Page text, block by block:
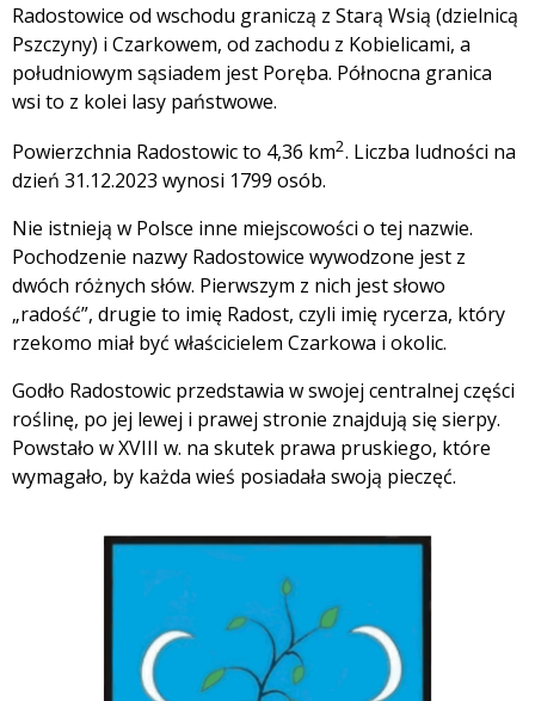
Radostowice od wschodu graniczą z Starą Wsią (dzielnicą
Pszczyny) i Czarkowem, od zachodu z Kobielicami, a
południowym sąsiadem jest Poręba. Północna granica
wsi to z kolei lasy państwowe.
Powierzchnia Radostowic to 4,36 km2. Liczba ludności na
dzień 31.12.2023 wynosi 1799 osób.
Nie istnieją w Polsce inne miejscowości o tej nazwie.
Pochodzenie nazwy Radostowice wywodzone jest z
dwóch różnych słów. Pierwszym z nich jest słowo
„radość”, drugie to imię Radost, czyli imię rycerza, który
rzekomo miał być właścicielem Czarkowa i okolic.
Godło Radostowic przedstawia w swojej centralnej części
roślinę, po jej lewej i prawej stronie znajdują się sierpy.
Powstało w XVIII w. na skutek prawa pruskiego, które
wymagało, by każda wieś posiadała swoją pieczęć.